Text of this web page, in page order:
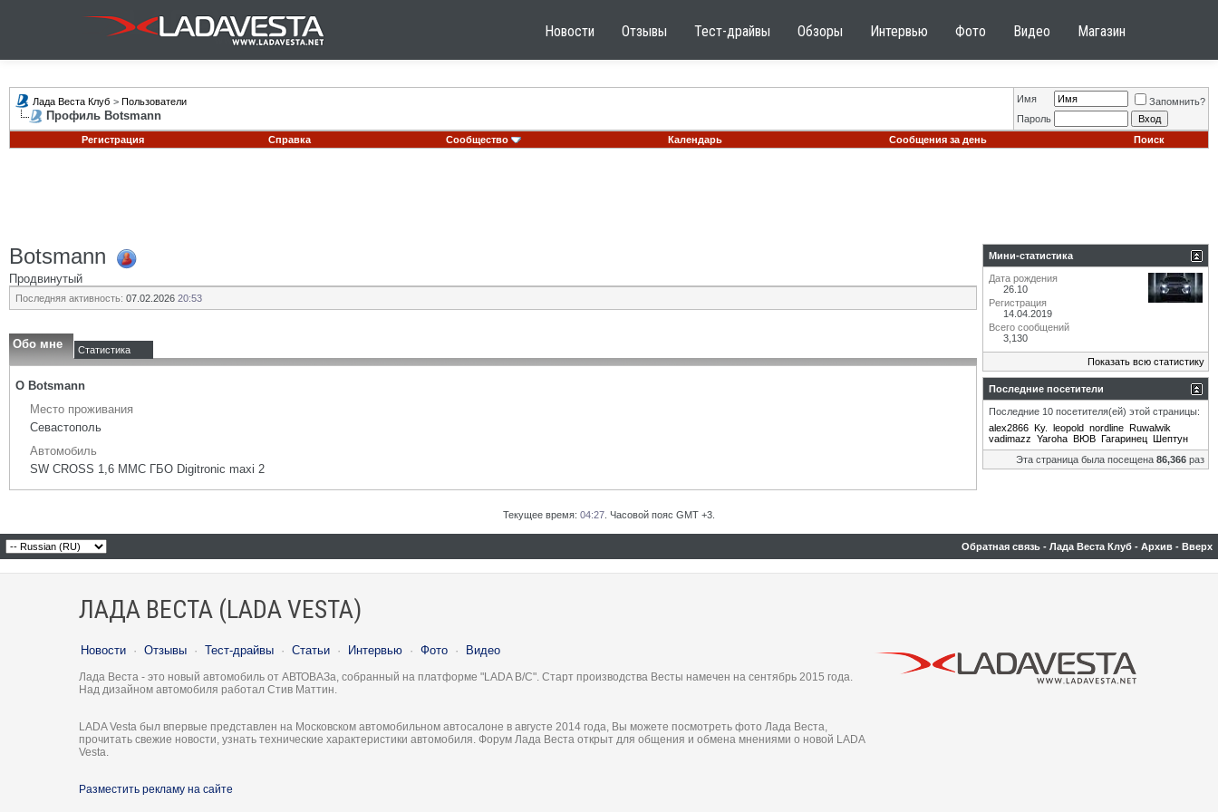
Новости Отзывы Тест-драйвы Обзоры Интервью Фото Видео Магазин
Лада Веста Клуб > Пользователи
Профиль Botsmann
Имя
Запомнить?
Пароль
Регистрация
Справка Сообщество Календарь Сообщения за день Поиск
Botsmann
Продвинутый
Последняя активность: 07.02.2026 20:53
Обо мне Статистика
О Botsmann
Место проживания
Севастополь
Автомобиль
SW CROSS 1,6 ММС ГБО Digitronic maxi 2
Мини-статистика
Дата рождения
26.10
Регистрация
14.04.2019
Всего сообщений
3,130
Показать всю статистику
Последние посетители
Последние 10 посетителя(ей) этой страницы:
alex2866 Ky. leopold nordline Ruwalwik
vadimazz Yaroha ВЮВ Гагаринец Шептун
Эта страница была посещена 86,366 раз
Текущее время: 04:27 . Часовой пояс GMT +3.
Обратная связь - Лада Веста Клуб - Архив - Вверх
ЛАДА ВЕСТА (LADA VESTA)
Новости · Отзывы · Тест-драйвы · Статьи · Интервью · Фото · Видео
Лада Веста - это новый автомобиль от АВТОВАЗа, собранный на платформе "LADA B/C". Старт производства Весты намечен на сентябрь 2015 года.
Над дизайном автомобиля работал Стив Маттин.
LADA Vesta был впервые представлен на Московском автомобильном автосалоне в августе 2014 года, Вы можете посмотреть фото Лада Веста,
прочитать свежие новости, узнать технические характеристики автомобиля. Форум Лада Веста открыт для общения и обмена мнениями о новой LADA
Vesta.
Разместить рекламу на сайте